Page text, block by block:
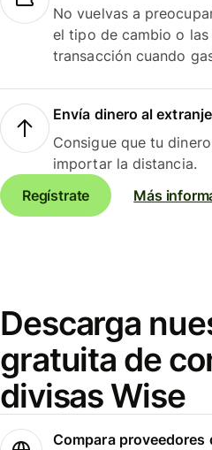
No vuelvas a
el tipo de cambio o
transacción cuando
Envía dinero al
Consigue que tu
importar la distancia.
Regístrate
Más
Descarga
gratuita de
divisas Wise
Compara proveedores